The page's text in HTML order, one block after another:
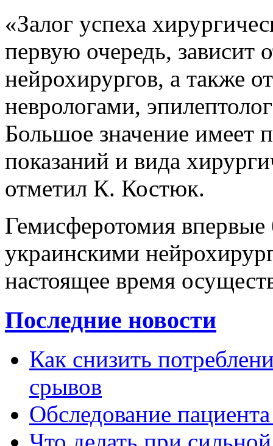
«Залог успеха
первую очередь, зависит
нейрохирургов, а также
неврологами,
Большое значение имеет
показаний и вида
отметил К. Костюк.
Гемисферотомия
украинскими
настоящее время
Последние новости
Как снизить
срывов
Обследование